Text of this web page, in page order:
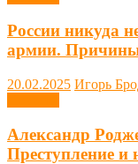
России никуда
армии. Причины
20.02.2025 Игорь
Александр
Преступление и